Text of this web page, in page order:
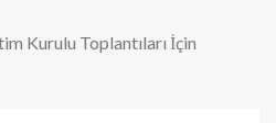
Kurulu Toplantıları İçin